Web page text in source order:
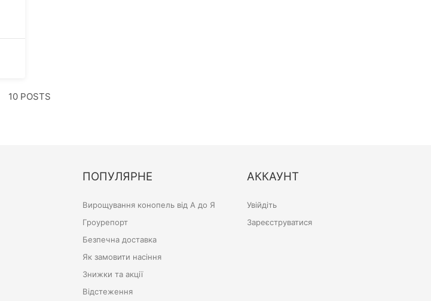
10 POSTS
ПОПУЛЯРНЕ
Вирощування конопель від А до Я
Гроурепорт
Безпечна доставка
Як замовити насіння
Знижки та акції
Відстеження
АККАУНТ
Увійдіть
Зареєструватися